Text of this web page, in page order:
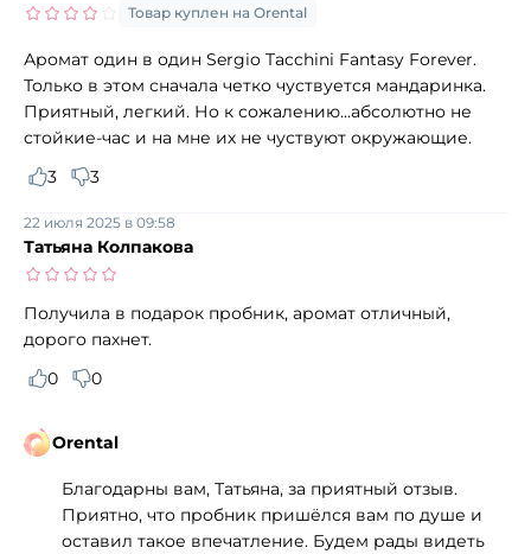
Товар куплен на Orental
Аромат один в один Sergio Tacchini Fantasy Forever.
Только в этом сначала четко чуствуется мандаринка.
Приятный, легкий. Но к сожалению...абсолютно не
стойкие-час и на мне их не чуствуют окружающие.
3
3
Татьяна Колпакова
22 июля 2025 в 09:58
Получила в подарок пробник, аромат отличный,
дорого пахнет.
0
0
Orental
Благодарны вам, Татьяна, за приятный отзыв.
Приятно, что пробник пришёлся вам по душе и
оставил такое впечатление. Будем рады видеть